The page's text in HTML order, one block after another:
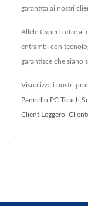
garantita ai nostri
Allele Cypert offre ai
entrambi con
garantisce che siano
Visualizza i nostri
Pannello PC Touch
Client Leggero